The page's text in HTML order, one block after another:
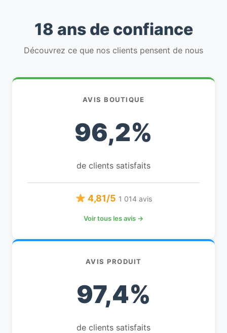
18 ans de confiance
Découvrez ce que nos clients pensent de nous
AVIS BOUTIQUE
96,2%
de clients satisfaits
4,81/5 1 014 avis
Voir tous les avis →
AVIS PRODUIT
97,4%
de clients satisfaits